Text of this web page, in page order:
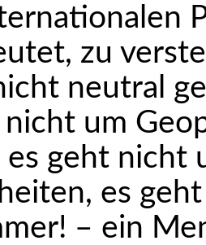
zu
neutral
nicht um
geht nicht
es
– ein